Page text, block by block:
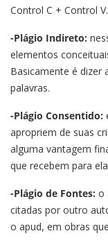
Control C + Control V.
-Plágio Indireto:
elementos
Basicamente é dizer
palavras.
-Plágio Consentido:
apropriem de suas
alguma vantagem
que recebem para
-Plágio de Fontes: o
citadas por outro
o apud, em obras